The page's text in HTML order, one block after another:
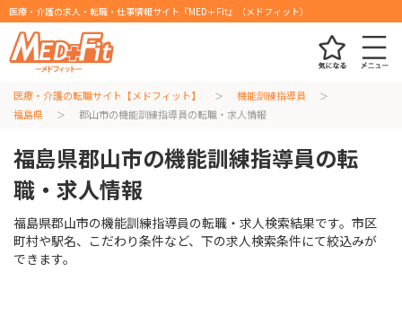
医療・介護の求人・転職・仕事情報サイト『MED＋Fit』（メドフィット）
医療・介護の転職サイト【メドフィット】
機能訓練指導員
福島県
郡山市の機能訓練指導員の転職・求人情報
福島県郡山市の機能訓練指導員の転
職・求人情報
福島県郡山市の機能訓練指導員の転職・求人検索結果です。市区
町村や駅名、こだわり条件など、下の求人検索条件にて絞込みが
できます。